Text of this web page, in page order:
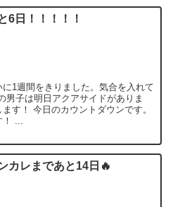
6日！！！！！
1週間をきりました。気合を入れて
男子は明日アクアサイドがありま
す！ 今日のカウントダウンです。
！ ...
カレまであと14日🔥